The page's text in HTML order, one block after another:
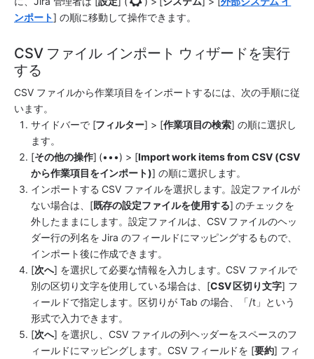
ンポート] の順に移動して操作できます。
CSV ファイル インポート ウィザードを実行
する
CSV ファイルから作業項目をインポートするには、次の手順に従
います。
サイドバーで [フィルター] > [作業項目の検索] の順に選択し
ます。
[その他の操作] (•••) > [Import work items from CSV (CSV
から作業項目をインポート)] の順に選択します。
インポートする CSV ファイルを選択します。設定ファイルが
ない場合は、[既存の設定ファイルを使用する] のチェックを
外したままにします。設定ファイルは、CSV ファイルのヘッ
ダー行の列名を Jira のフィールドにマッピングするもので、
インポート後に作成できます。
[次へ] を選択して必要な情報を入力します。CSV ファイルで
別の区切り文字を使用している場合は、[CSV 区切り文字] フ
ィールドで指定します。区切りが Tab の場合、「/t」という
形式で入力できます。
[次へ] を選択し、CSV ファイルの列ヘッダーをスペースのフ
ィールドにマッピングします。CSV フィールドを [要約] フィ